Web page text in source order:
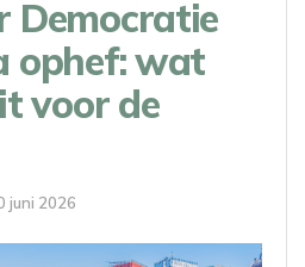
Democratie
ophef: wat
voor de
juni 2026